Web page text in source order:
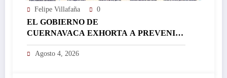
Felipe Villafaña 0
EL GOBIERNO DE
CUERNAVACA EXHORTA A PREVENIR
GOLPES DE CALOR ANTE LAS ALTAS
TEMPERATURAS…
Agosto 4, 2026